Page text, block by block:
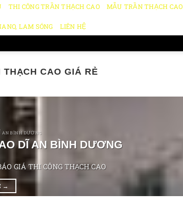
THI CÔNG TRẦN THẠCH CAO MẪU TRẦN THẠCH CAO
LAM SÓNG LIÊN HỆ
THẠCH CAO GIÁ RẺ
AN BÌNH DƯƠNG
DĨ AN BÌNH DƯƠNG
GIÁ THI CÔNG THẠCH CAO
→